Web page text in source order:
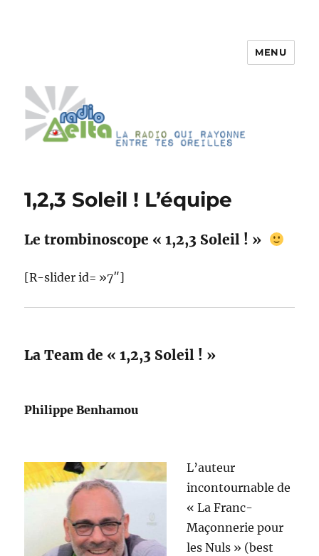
MENU
1,2,3 Soleil ! L’équipe
Le trombinoscope « 1,2,3 Soleil ! »
[R-slider id= »7″]
La Team de « 1,2,3 Soleil ! »
Philippe Benhamou
L’auteur
incontournable de
« La Franc-
Maçonnerie pour
les Nuls » (best